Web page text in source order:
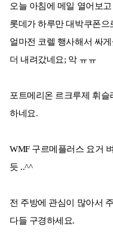
오늘 아침에 메일 열어보
롯데가 하루만 대박쿠폰
얼마전 코렐 행사해서 싸
더 내려갔네요; 악 ㅠㅠ
포트메리온 르크루제 휘
하네요.
WMF 구르메플러스 요거
듯 ..^^
전 주방에 관심이 많아서
다들 구경하세요.